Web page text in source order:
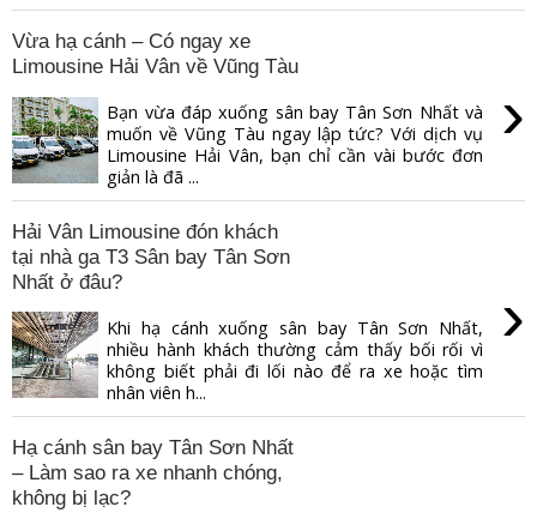
Vừa hạ cánh – Có ngay xe
Limousine Hải Vân về Vũng Tàu
›
Bạn vừa đáp xuống sân bay Tân Sơn Nhất và
muốn về Vũng Tàu ngay lập tức? Với dịch vụ
Limousine Hải Vân, bạn chỉ cần vài bước đơn
giản là đã ...
Hải Vân Limousine đón khách
tại nhà ga T3 Sân bay Tân Sơn
Nhất ở đâu?
›
Khi hạ cánh xuống sân bay Tân Sơn Nhất,
nhiều hành khách thường cảm thấy bối rối vì
không biết phải đi lối nào để ra xe hoặc tìm
nhân viên h...
Hạ cánh sân bay Tân Sơn Nhất
– Làm sao ra xe nhanh chóng,
không bị lạc?